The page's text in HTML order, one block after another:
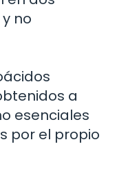
no
a
esenciales
por el propio